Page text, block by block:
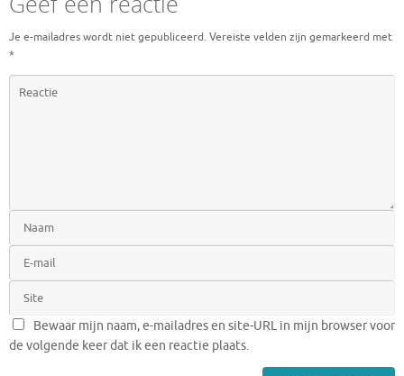
Je e-mailadres wordt niet gepubliceerd. Vereiste velden zijn gemarkeerd met
*
Bewaar mijn naam, e-mailadres en site-URL in mijn browser voor
de volgende keer dat ik een reactie plaats.